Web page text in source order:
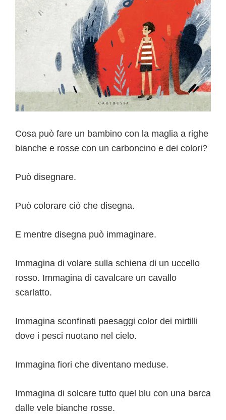
Cosa può fare un bambino con la maglia a righe
bianche e rosse con un carboncino e dei colori?
Può disegnare.
Può colorare ciò che disegna.
E mentre disegna può immaginare.
Immagina di volare sulla schiena di un uccello
rosso. Immagina di cavalcare un cavallo
scarlatto.
Immagina sconfinati paesaggi color dei mirtilli
dove i pesci nuotano nel cielo.
Immagina fiori che diventano meduse.
Immagina di solcare tutto quel blu con una barca
dalle vele bianche rosse.